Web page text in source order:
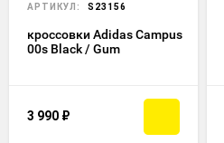
АРТИКУЛ: S23156
кроссовки Adidas Campus
00s Black / Gum
3 990 ₽